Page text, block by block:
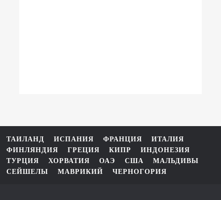
ТАИЛАНД ИСПАНИЯ ФРАНЦИЯ
ИТАЛИЯ
ФИНЛЯНДИЯ
ГРЕЦИЯ КИПР
ИНДОНЕЗИЯ
ТУРЦИЯ
ХОРВАТИЯ ОАЭ США
МАЛЬДИВЫ
СЕЙШЕЛЫ
МАВРИКИЙ ЧЕРНОГОРИЯ